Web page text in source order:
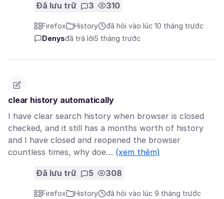
Đã lưu trữ 3 310
Firefox History
đã hỏi vào lúc 10 tháng trước
Denysđã trả lời5 tháng trước
clear history automatically
I have clear search history when browser is closed
checked, and it still has a months worth of history
and I have closed and reopened the browser
countless times, why doe… (xem thêm)
Đã lưu trữ 5 308
Firefox History đã hỏi vào lúc 9 tháng trước